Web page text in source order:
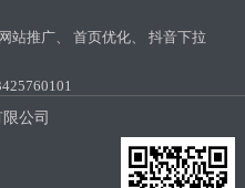
网站推广、首页优化、抖音下拉
公司